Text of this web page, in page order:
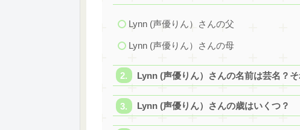
Lynn (声優りん）さんの父
Lynn (声優りん）さんの母
Lynn (声優りん）さんの名前は芸名？
Lynn (声優りん）さんの歳はいくつ？